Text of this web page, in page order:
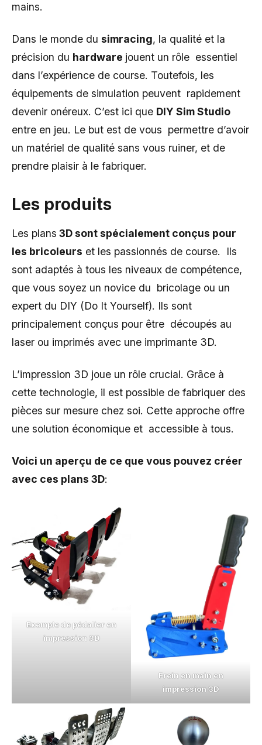
mains.
Dans le monde du simracing, la qualité et la
précision du hardware jouent un rôle essentiel
dans l’expérience de course. Toutefois, les
équipements de simulation peuvent rapidement
devenir onéreux. C’est ici que DIY Sim Studio
entre en jeu. Le but est de vous permettre d’avoir
un matériel de qualité sans vous ruiner, et de
prendre plaisir à le fabriquer.
Les produits
Les plans 3D sont spécialement conçus pour
les bricoleurs et les passionnés de course. Ils
sont adaptés à tous les niveaux de compétence,
que vous soyez un novice du bricolage ou un
expert du DIY (Do It Yourself). Ils sont
principalement conçus pour être découpés au
laser ou imprimés avec une imprimante 3D.
L’impression 3D joue un rôle crucial. Grâce à
cette technologie, il est possible de fabriquer des
pièces sur mesure chez soi. Cette approche offre
une solution économique et accessible à tous.
Voici un aperçu de ce que vous pouvez créer
avec ces plans 3D:
Exemple de pédalier en
impression 3D
Frein en main en
impression 3D